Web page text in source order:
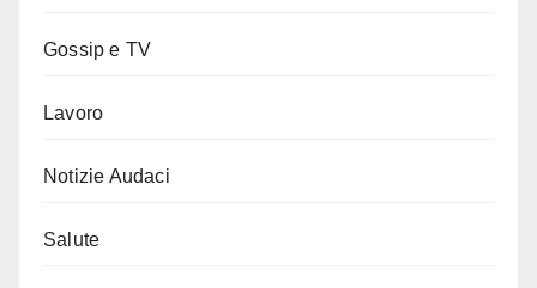
Gossip e TV
Lavoro
Notizie Audaci
Salute